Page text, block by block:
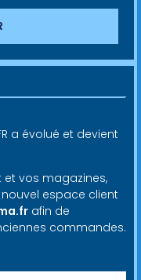
a évolué et devient
vos magazines,
espace client
afin de
commandes.